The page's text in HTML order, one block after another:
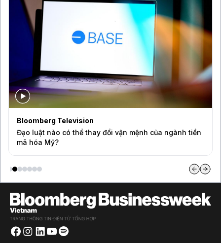
Bloomberg Television
Đạo luật nào có thể thay đổi vận mệnh của ngành tiền
mã hóa Mỹ?